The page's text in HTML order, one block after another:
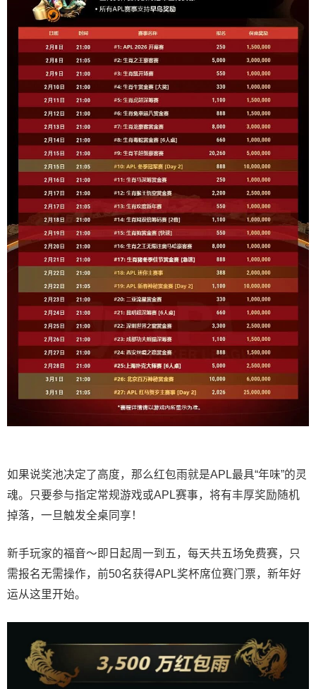
如果说奖池决定了高度，那么红包雨就是APL最具“年味”的灵
魂。只要参与指定常规游戏或APL赛事，将有丰厚奖励随机
掉落，一旦触发全桌同享！
新手玩家的福音～即日起周一到五，每天共五场免费赛，只
需报名无需操作，前50名获得APL奖杯席位赛门票，新年好
运从这里开始。